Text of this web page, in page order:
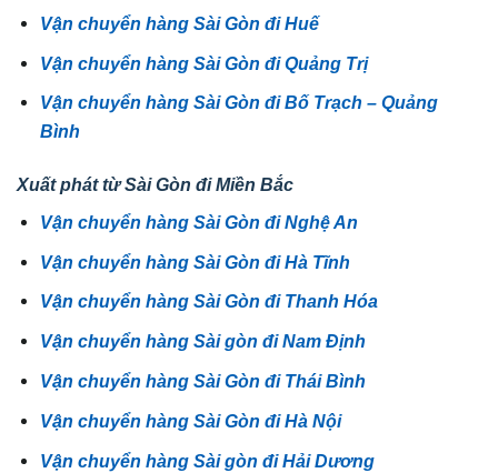
Vận chuyển hàng Sài Gòn đi Huế
Vận chuyển hàng Sài Gòn đi Quảng Trị
Vận chuyển hàng Sài Gòn đi Bố Trạch – Quảng
Bình
Xuất phát từ Sài Gòn đi Miền Bắc
Vận chuyển hàng Sài Gòn đi Nghệ An
Vận chuyển hàng Sài Gòn đi Hà Tĩnh
Vận chuyển hàng Sài Gòn đi Thanh Hóa
Vận chuyển hàng Sài gòn đi Nam Định
Vận chuyển hàng Sài Gòn đi Thái Bình
Vận chuyển hàng Sài Gòn đi Hà Nội
Vận chuyển hàng Sài gòn đi Hải Dương